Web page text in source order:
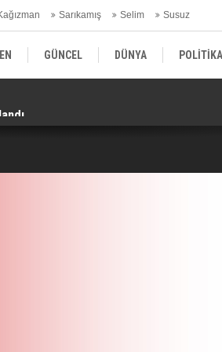
Sarıkamış Selim Susuz
GÜNCEL DÜNYA POLİTİKA